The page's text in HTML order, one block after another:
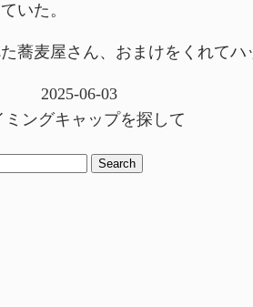
いた。
蕎麦屋さん、おまけをくれてハ
2025-06-03
ミングキャップを探して